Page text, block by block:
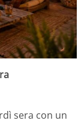
sera con un